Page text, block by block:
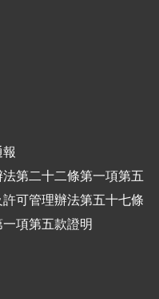
第二十二條第一項第五
可管理辦法第五十七條
項第五款證明